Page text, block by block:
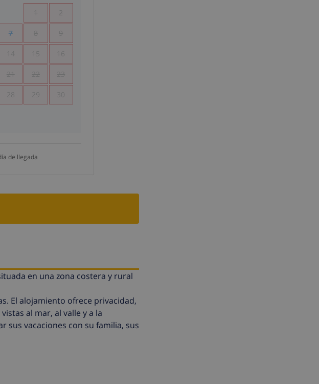
1 2
7 8 9
14 15 16
21 22 23
28 29 30
de llegada
en una zona costera y rural
El alojamiento ofrece privacidad,
al mar, al valle y a la
sus vacaciones con su familia, sus